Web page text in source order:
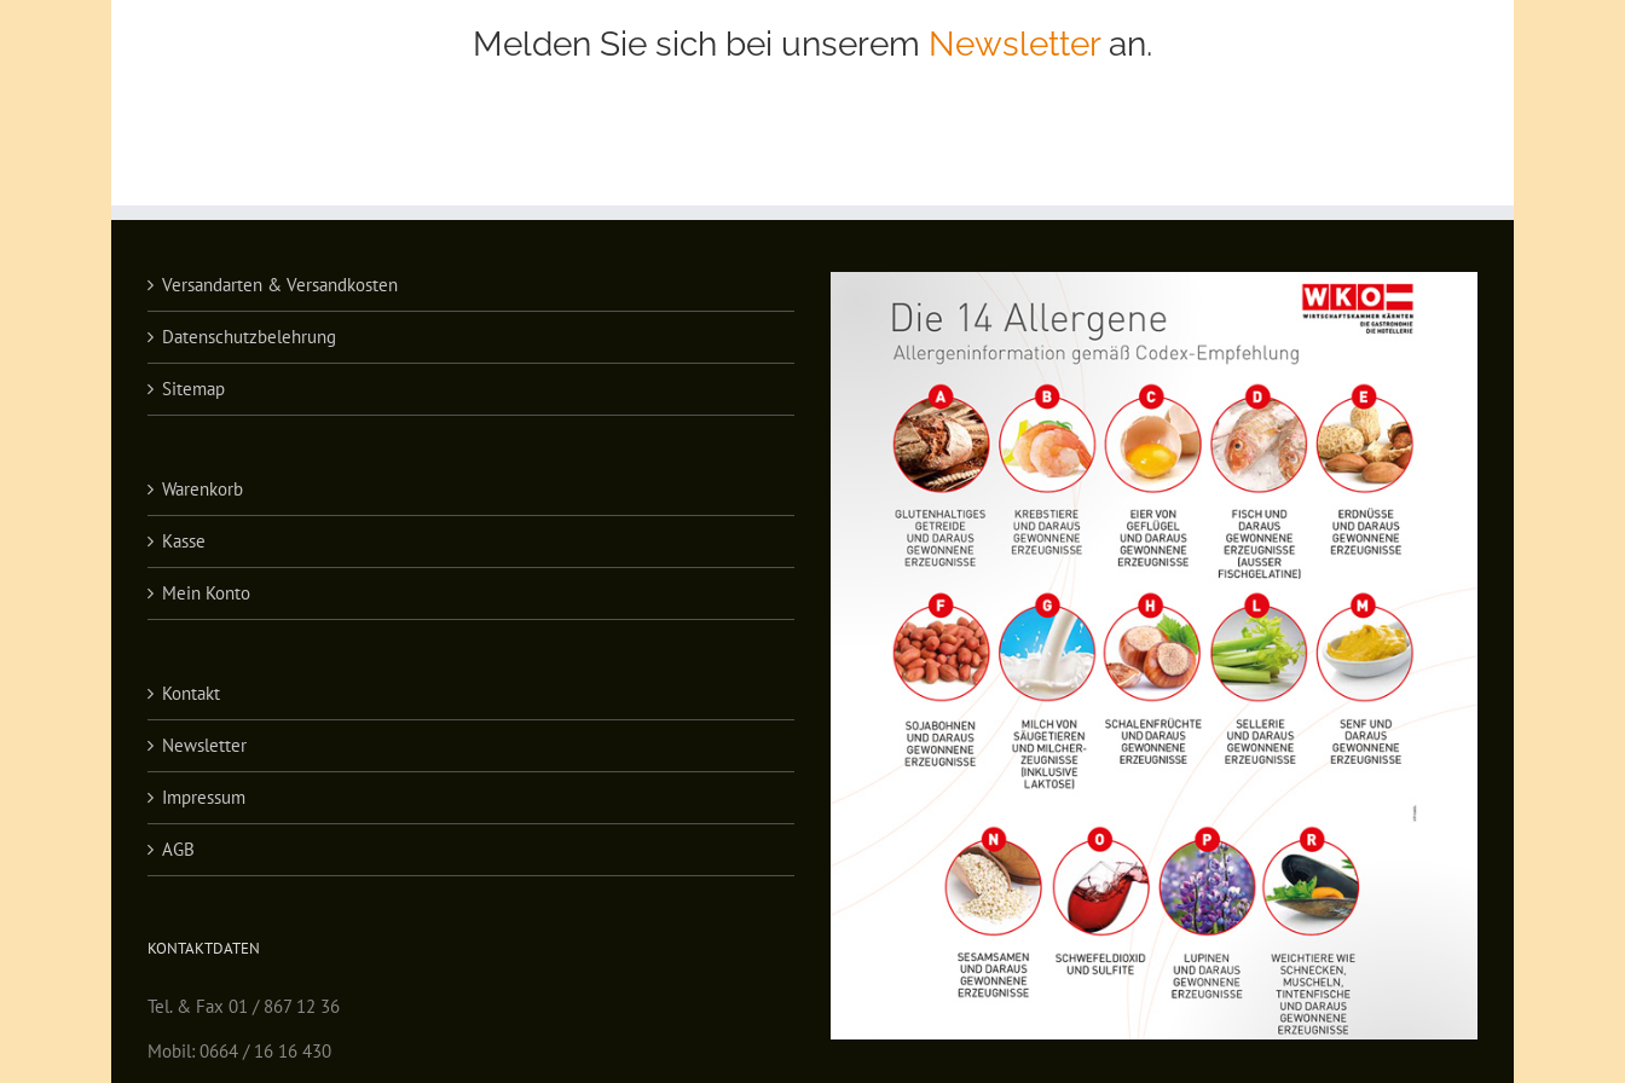
Melden Sie sich bei unserem Newsletteran.
Versandarten & Versandkosten
Datenschutzbelehrung
Sitemap
Warenkorb
Kasse
Mein Konto
Kontakt
Newsletter
Impressum
AGB
KONTAKTDATEN
Tel. & Fax 01 / 867 12 36
Mobil: 0664 / 16 16 430